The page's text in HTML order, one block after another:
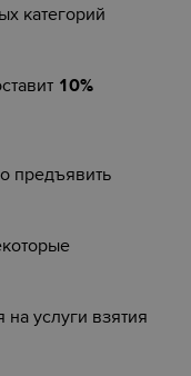
категорий
10%
предъявить
на услуги взятия